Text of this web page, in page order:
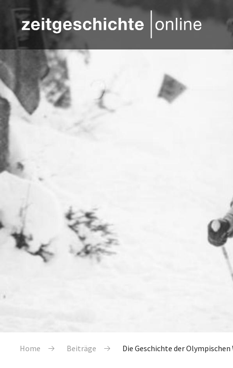
Direkt zum Inhalt
Pfadnavigation
Home Beiträge Die Geschichte der